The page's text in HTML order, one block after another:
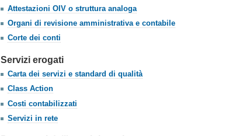
Attestazioni OIV o struttura analoga
Organi di revisione amministrativa e contabile
Corte dei conti
Servizi erogati
Carta dei servizi e standard di qualità
Class Action
Costi contabilizzati
Servizi in rete